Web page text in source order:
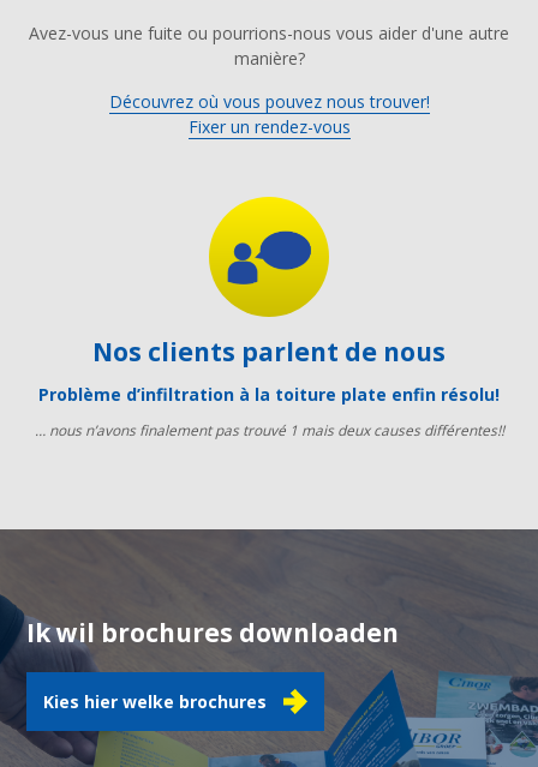
Avez-vous une fuite ou pourrions-nous vous aider d'une autre
manière?
Découvrez où vous pouvez nous trouver!
Fixer un rendez-vous
Nos clients parlent de nous
Problème d’infiltration à la toiture plate enfin résolu!
… nous n’avons finalement pas trouvé 1 mais deux causes différentes!!
Ik wil brochures downloaden
Kies hier welke brochures